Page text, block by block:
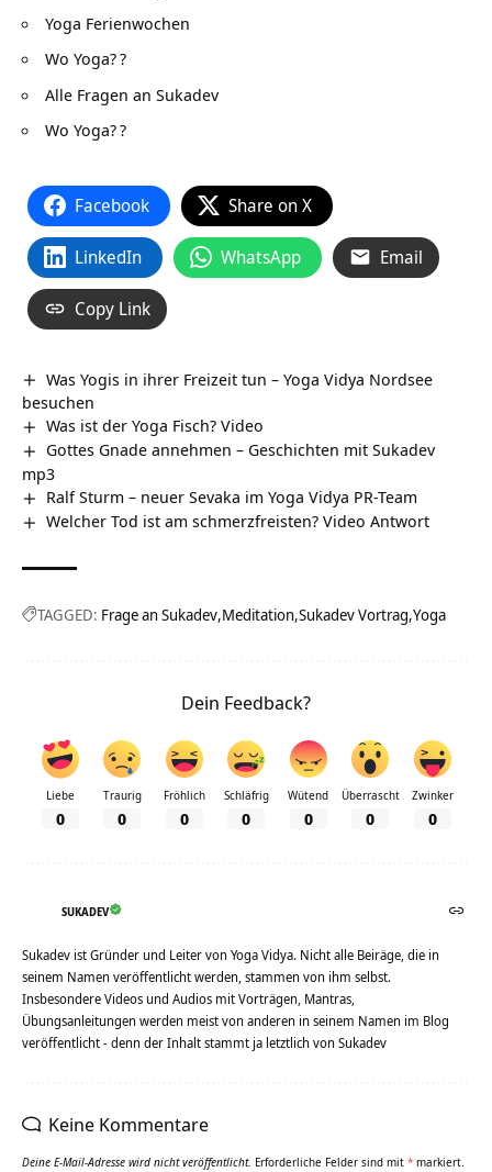
Yoga Ferienwochen
Wo Yoga??
Alle Fragen an Sukadev
Wo Yoga??
Facebook Share on X
LinkedIn WhatsApp Email
Copy Link
Was Yogis in ihrer Freizeit tun – Yoga Vidya Nordsee
besuchen
Was ist der Yoga Fisch? Video
Gottes Gnade annehmen – Geschichten mit Sukadev
mp3
Ralf Sturm – neuer Sevaka im Yoga Vidya PR-Team
Welcher Tod ist am schmerzfreisten? Video Antwort
TAGGED: Frage an Sukadev Meditation Sukadev Vortrag Yoga
Dein Feedback?
Liebe
0
Traurig
0
Fröhlich
0
Schläfrig
0
Wütend
0
Überrascht
0
Zwinker
0
SUKADEV
Sukadev ist Gründer und Leiter von Yoga Vidya. Nicht alle Beiräge, die in
seinem Namen veröffentlicht werden, stammen von ihm selbst.
Insbesondere Videos und Audios mit Vorträgen, Mantras,
Übungsanleitungen werden meist von anderen in seinem Namen im Blog
veröffentlicht - denn der Inhalt stammt ja letztlich von Sukadev
Keine Kommentare
Deine E-Mail-Adresse wird nicht veröffentlicht. Erforderliche Felder sind mit * markiert.